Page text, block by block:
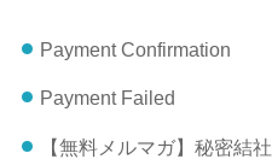
Payment Confirmation
Payment Failed
【無料メルマガ】秘密結社